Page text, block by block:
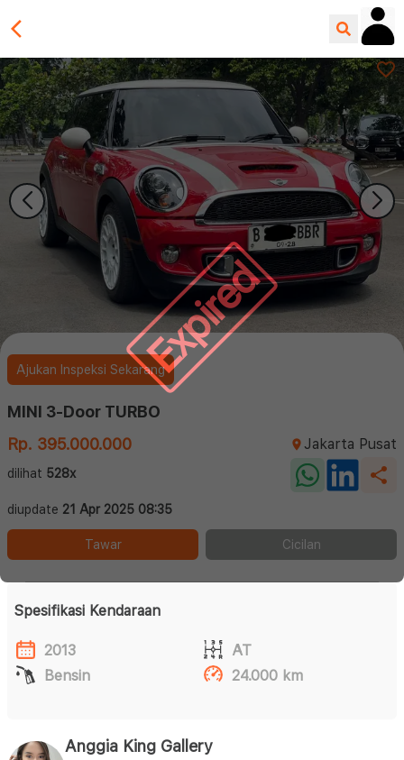
Expired
Ajukan Inspeksi Sekarang
MINI 3-Door TURBO
Rp. 395.000.000
Jakarta Pusat
dilihat 528x
diupdate 21 Apr 2025 08:35
Tawar Cicilan
Spesifikasi Kendaraan
2013
AT
Bensin
24.000 km
Anggia King Gallery